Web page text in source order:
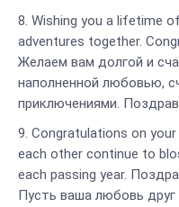
Wishing you a lifetime
adventures together.
Желаем вам долгой и
наполненной любовью,
приключениями.
Congratulations on
each other continue to
each passing year.
Пусть ваша любовь